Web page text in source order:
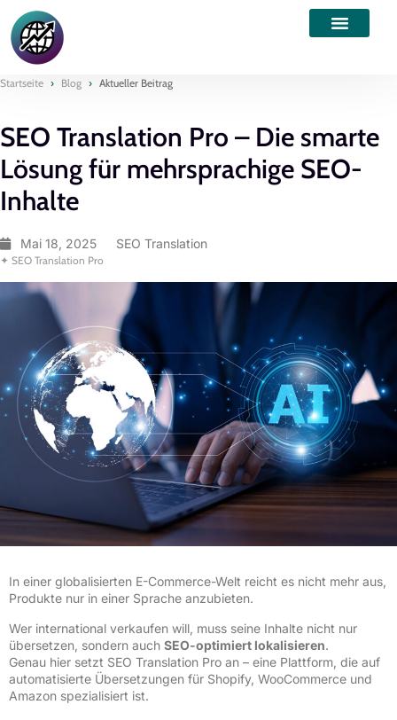
Startseite › Blog › Aktueller Beitrag
SEO Translation Pro – Die smarte
Lösung für mehrsprachige SEO-
Inhalte
Mai 18, 2025 SEO Translation
✦ SEO Translation Pro
In einer globalisierten E-Commerce-Welt reicht es nicht mehr aus,
Produkte nur in einer Sprache anzubieten.
Wer international verkaufen will, muss seine Inhalte nicht nur
übersetzen, sondern auch SEO-optimiert lokalisieren.
Genau hier setzt SEO Translation Pro an – eine Plattform, die auf
automatisierte Übersetzungen für Shopify, WooCommerce und
Amazon spezialisiert ist.